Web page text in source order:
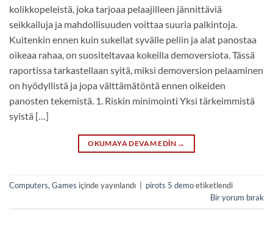
kolikkopeleistä, joka tarjoaa pelaajilleen jännittäviä
seikkailuja ja mahdollisuuden voittaa suuria palkintoja.
Kuitenkin ennen kuin sukellat syvälle peliin ja alat panostaa
oikeaa rahaa, on suositeltavaa kokeilla demoversiota. Tässä
raportissa tarkastellaan syitä, miksi demoversion pelaaminen
on hyödyllistä ja jopa välttämätöntä ennen oikeiden
panosten tekemistä. 1. Riskin minimointi Yksi tärkeimmistä
syistä […]
OKUMAYA DEVAM EDIN →
Computers, Games içinde yayınlandı pirots 5 demoetiketlendi
Bir yorum bırak